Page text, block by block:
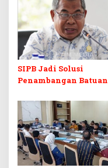
SIPB Jadi Solusi
Penambangan Batuan
di Sultra